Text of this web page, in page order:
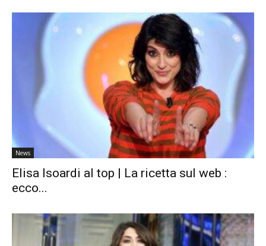
News
Elisa Isoardi al top | La ricetta sul web :
ecco...